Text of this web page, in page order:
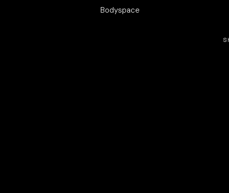
Bodyspace